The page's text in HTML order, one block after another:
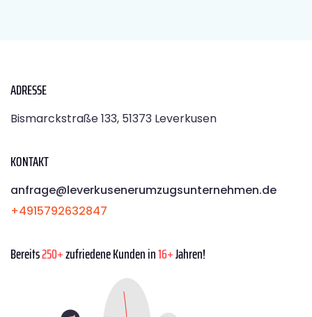
ADRESSE
Bismarckstraße 133, 51373 Leverkusen
KONTAKT
anfrage@leverkusenerumzugsunternehmen.de
+4915792632847
Bereits250+zufriedene Kunden in16+Jahren!